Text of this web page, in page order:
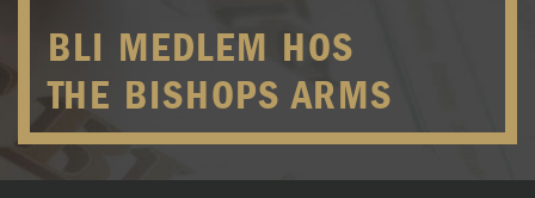
BLI MEDLEM HOS
THE BISHOPS ARMS